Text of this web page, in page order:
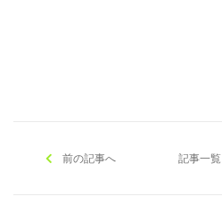
前の記事へ 記事一覧